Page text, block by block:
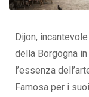
Dijon,
della Borgogna
l’essenza
Famosa per i